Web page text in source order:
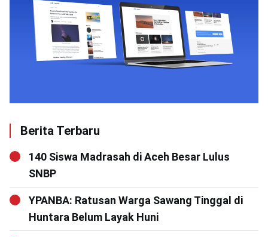
Berita Terbaru
140 Siswa Madrasah di Aceh Besar Lulus
SNBP
YPANBA: Ratusan Warga Sawang Tinggal di
Huntara Belum Layak Huni